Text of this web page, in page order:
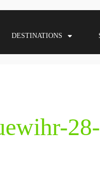
DESTINATIONS